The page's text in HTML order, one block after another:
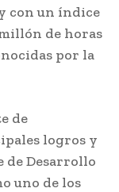
con un índice
de horas
por la
de
logros y
de Desarrollo
uno de los